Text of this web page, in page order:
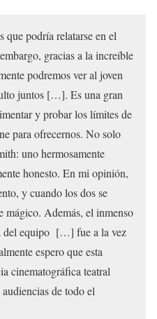
que podría relatarse en el
gracias a la increíble
podremos ver al joven
juntos […]. Es una gran
y probar los límites de
para ofrecernos. No solo
uno hermosamente
honesto. En mi opinión,
y cuando los dos se
mágico. Además, el inmenso
del equipo […] fue a la vez
espero que esta
cinematográfica teatral
de todo el